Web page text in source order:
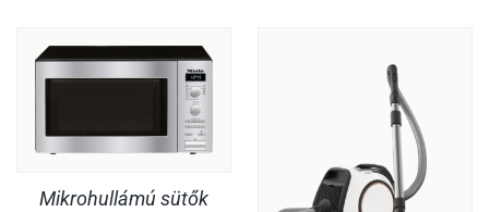
Mikrohullámú sütők